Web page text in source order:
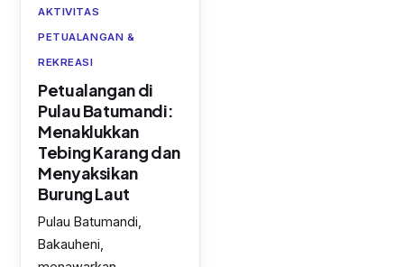
AKTIVITAS
PETUALANGAN &
REKREASI
Petualangan di
Pulau Batumandi:
Menaklukkan
Tebing Karang dan
Menyaksikan
Burung Laut
Pulau Batumandi,
Bakauheni,